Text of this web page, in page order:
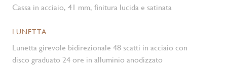
Cassa in acciaio, 41 mm, finitura lucida e satinata
LUNETTA
Lunetta girevole bidirezionale 48 scatti in acciaio con
disco graduato 24 ore in alluminio anodizzato